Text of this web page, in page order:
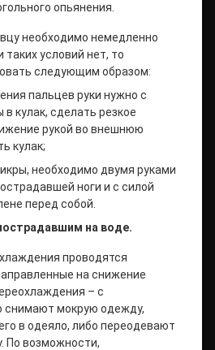
опьянения.
необходимо немедленно
таких условий нет, то
следующим образом:
пальцев руки нужно с
кулак, сделать резкое
рукой во внешнюю
кулак;
необходимо двумя руками
ноги и с силой
перед собой.
на воде.
проводятся
на снижение
– с
снимают мокрую одежду,
в одеяло, либо переодевают
По возможности,